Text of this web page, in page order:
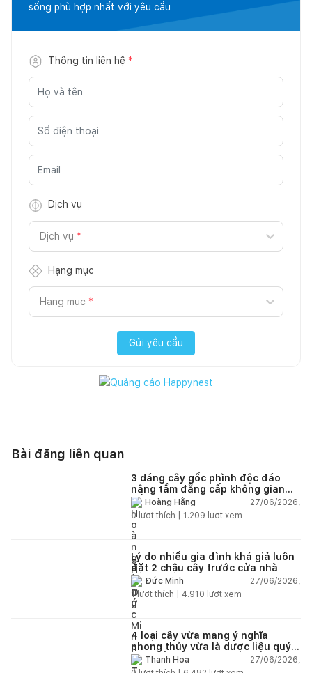
sống phù hợp nhất với yêu cầu
Thông tin liên hệ *
Dịch vụ
Dịch vụ *
Hạng mục
Hạng mục *
Gửi yêu cầu
Bài đăng liên quan
3 dáng cây gốc phình độc đáo
nâng tầm đẳng cấp không gian
sốngHoàng Hằng
27/06/2026,
0lượt thích | 1.209 lượt xem
Lý do nhiều gia đình khá giả luôn
đặt 2 chậu cây trước cửa nhà
Đức Minh
27/06/2026,
1lượt thích | 4.910 lượt xem
4 loại cây vừa mang ý nghĩa
phong thủy vừa là dược liệu quý
nên trồng trong nhà
Thanh Hoa
27/06/2026,